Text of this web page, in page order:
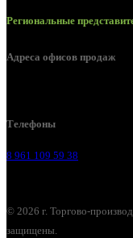
Региональные
Адреса офисов продаж
Телефоны
8 961 109 59 38
© 2026 г. Торгово-
защищены.